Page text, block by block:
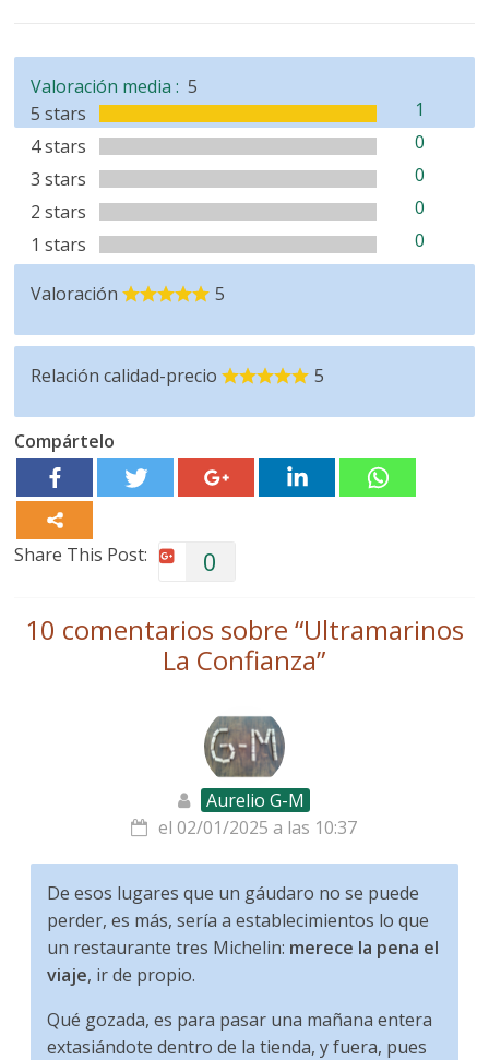
Valoración media :
5 stars
1
4 stars
0
3 stars
0
2 stars
0
1 stars
0
5
Valoración 5
Relación calidad-precio 5
Compártelo
Share This Post: 0
10 comentarios sobre “Ultramarinos
La Confianza”
Aurelio G-M
el 02/01/2025 a las 10:37
De esos lugares que un gáudaro no se puede
perder, es más, sería a establecimientos lo que
un restaurante tres Michelin: merece la pena el
viaje, ir de propio.
Qué gozada, es para pasar una mañana entera
extasiándote dentro de la tienda, y fuera, pues